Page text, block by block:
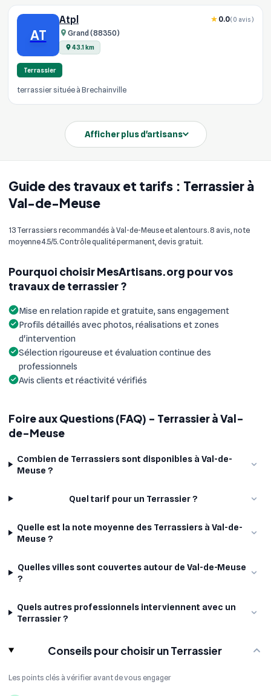
Guide des travaux et tarifs : Terrassier à
Val-de-Meuse
13 Terrassiers recommandés à Val-de-Meuse et alentours. 8 avis, note
moyenne 4.5/5. Contrôle qualité permanent, devis gratuit.
Pourquoi choisir MesArtisans.org pour vos
travaux de terrassier ?
Mise en relation rapide et gratuite, sans engagement
Profils détaillés avec photos, réalisations et zones
d'intervention
Sélection rigoureuse et évaluation continue des
professionnels
Avis clients et réactivité vérifiés
Foire aux Questions (FAQ) - Terrassier à Val-
de-Meuse
Combien de Terrassiers sont disponibles à Val-de-
Meuse ?
Quel tarif pour un Terrassier ?
Quelle est la note moyenne des Terrassiers à Val-de-
Meuse ?
Quelles villes sont couvertes autour de Val-de-Meuse
?
Quels autres professionnels interviennent avec un
Terrassier ?
Conseils pour choisir un Terrassier
Les points clés à vérifier avant de vous engager
AT
Atpl
Grand (88350)
43.1 km
0.0(0 avis)
Terrassier
terrassier située à Brechainville
Afficher plus d'artisans